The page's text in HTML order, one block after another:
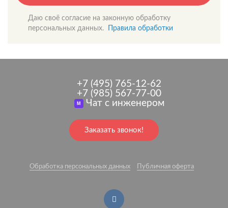
Даю своё согласие на законную обработку
персональных данных.
Правила обработки
+7 (495) 765-12-62
+7 (985) 567-77-00
M Чат с инженером
Заказать звонок!
Обработка персональных данных Публичная оферта